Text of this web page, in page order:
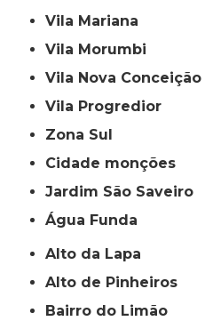
Vila Mariana
Vila Morumbi
Vila Nova Conceição
Vila Progredior
Zona Sul
cidade monções
jardim São Saveiro
Água Funda
Alto da Lapa
Alto de Pinheiros
Bairro do Limão